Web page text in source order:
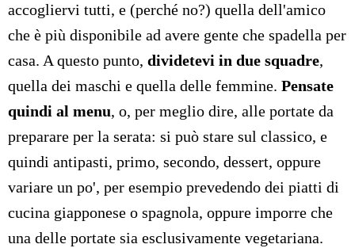
accogliervi tutti, e (perché no?) quella dell'amico
che è più disponibile ad avere gente che spadella per
casa. A questo punto, dividetevi in due squadre,
quella dei maschi e quella delle femmine. Pensate
quindi al menu, o, per meglio dire, alle portate da
preparare per la serata: si può stare sul classico, e
quindi antipasti, primo, secondo, dessert, oppure
variare un po', per esempio prevedendo dei piatti di
cucina giapponese o spagnola, oppure imporre che
una delle portate sia esclusivamente vegetariana.